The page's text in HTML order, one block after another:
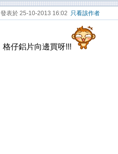
發表於 25-10-2013 16:02 只看該作者
格仔鋁片向邊買呀!!!